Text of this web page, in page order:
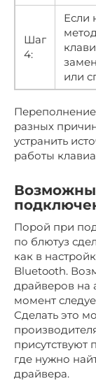
Шаг
4:
Если
или
разных
устранить
работы
Порой при
по блютуз
как в
Bluetooth.
драйверов на
момент
Сделать это
присутствуют
где нужно
драйвера.